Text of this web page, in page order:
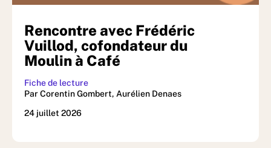
Rencontre avec Frédéric
Vuillod, cofondateur du
Moulin à Café
Fiche de lecture
Par Corentin Gombert, Aurélien Denaes
24 juillet 2026